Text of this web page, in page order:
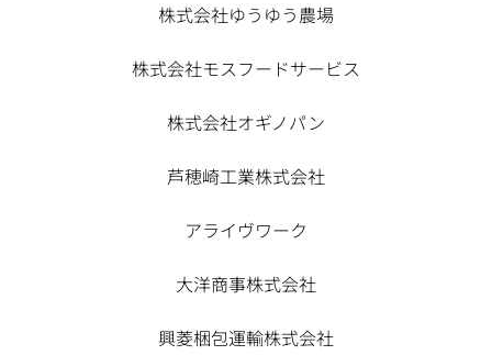
株式会社ゆうゆう農場
株式会社モスフードサービス
株式会社オギノパン
芦穂崎工業株式会社
アライヴワーク
大洋商事株式会社
興菱梱包運輸株式会社